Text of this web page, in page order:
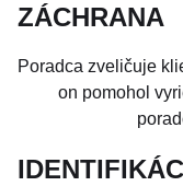
ZÁCHRANA
Poradca zveličuje
on pomohol